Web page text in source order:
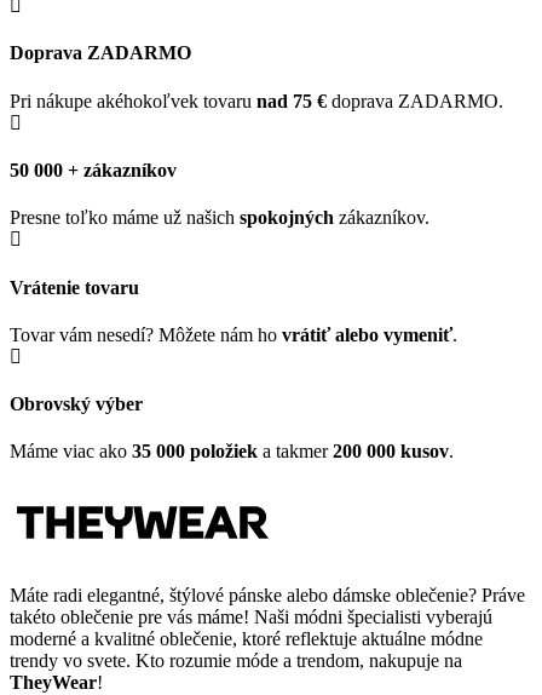
Doprava ZADARMO
Pri nákupe akéhokoľvek tovaru nad 75 € doprava ZADARMO.
50 000 + zákazníkov
Presne toľko máme už našich spokojných zákazníkov.
Vrátenie tovaru
Tovar vám nesedí? Môžete nám ho vrátiť alebo vymeniť.
Obrovský výber
Máme viac ako 35 000 položiek a takmer200 000 kusov.
Máte radi elegantné, štýlové pánske alebo dámske oblečenie? Práve
takéto oblečenie pre vás máme! Naši módni špecialisti vyberajú
moderné a kvalitné oblečenie, ktoré reflektuje aktuálne módne
trendy vo svete. Kto rozumie móde a trendom, nakupuje na
TheyWear!